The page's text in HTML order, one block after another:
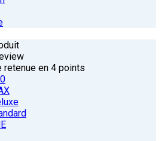
en 4 points